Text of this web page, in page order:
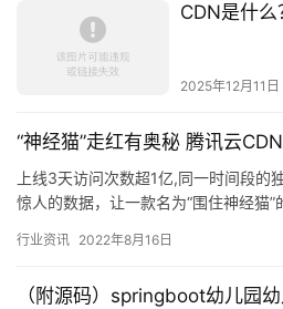
CDN是什么
2025年12月11日
“神经猫”走红有奥秘 腾讯云
上线3天访问次数超1亿,同一时间段的
惊人的数据，让一款名为“围住神经猫
行业资讯 2022年8月16日
（附源码）springboot幼儿园